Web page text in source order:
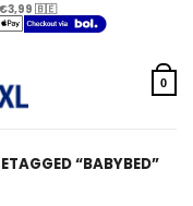
🇧🇪
0
“BABYBED”